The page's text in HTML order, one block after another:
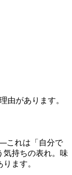
由があります。
これは「自分で
気持ちの表れ。味
ます。